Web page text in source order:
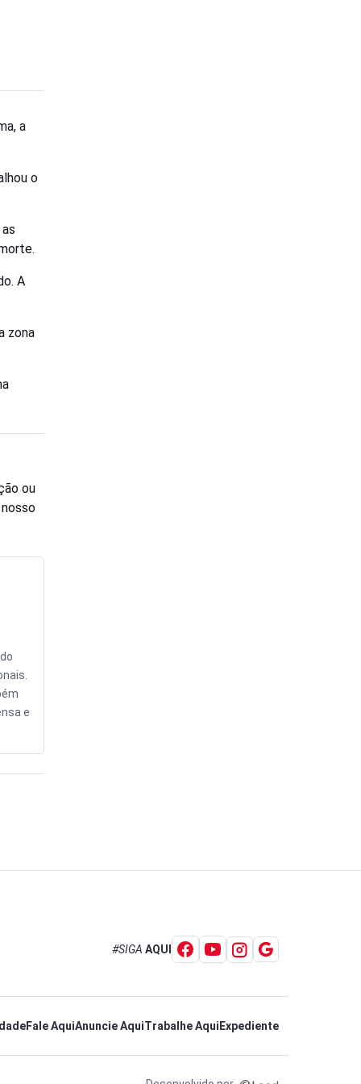
a
o
A
zona
ou
e
#SIGA AQUI
Fale AquiAnuncie AquiTrabalhe Aqui Expediente